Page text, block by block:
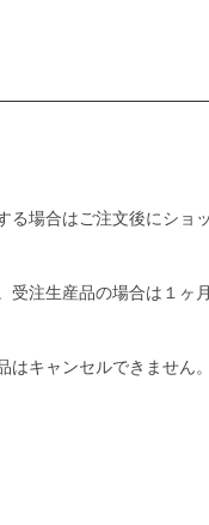
場合はご注文後にショ
注生産品の場合は１ヶ
キャンセルできません。